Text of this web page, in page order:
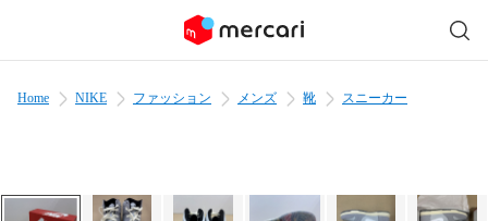
Home NIKE ファッション メンズ 靴 スニーカー